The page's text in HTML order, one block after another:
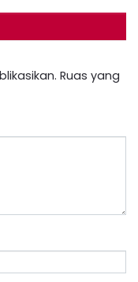
Ruas yang